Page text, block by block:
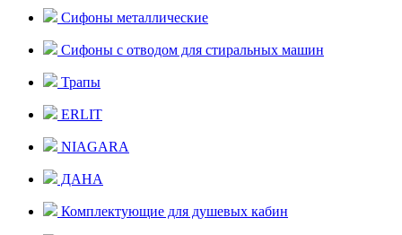
Сифоны металлические
Сифоны с отводом для стиральных машин
Трапы
ERLIT
NIAGARA
ДАНА
Комплектующие для душевых кабин